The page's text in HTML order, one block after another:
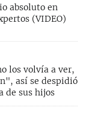
absoluto en
(VIDEO)
los volvía a ver,
así se despidió
de sus hijos